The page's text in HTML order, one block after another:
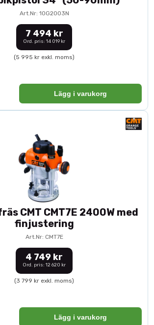
Art.Nr: 10G2003N
7 494 kr
Ord. pris: 14 019 kr
(5 995 kr exkl. moms)
Lägg i varukorg
CMT CMT7E 2400W med
finjustering
Art.Nr: CMT7E
4 749 kr
Ord. pris: 12 620 kr
(3 799 kr exkl. moms)
Lägg i varukorg